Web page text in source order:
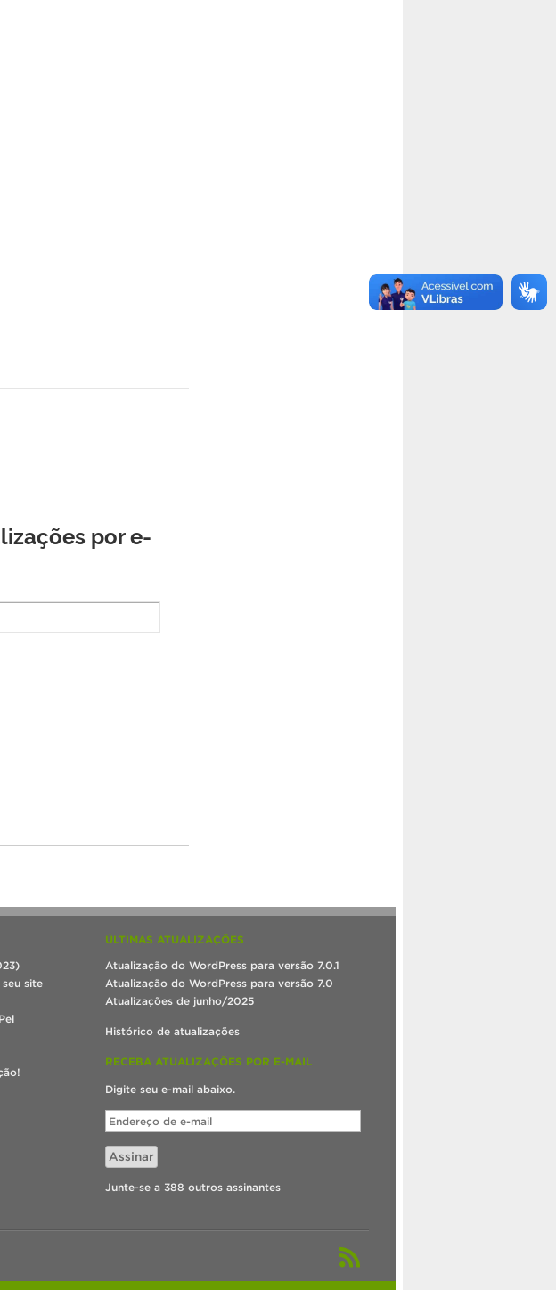
por e-
site
ÚLTIMAS ATUALIZAÇÕES
Atualização do WordPress para versão 7.0.1
Atualização do WordPress para versão 7.0
Atualizações de junho/2025
Histórico de atualizações
RECEBA ATUALIZAÇÕES POR E-MAIL
Digite seu e-mail abaixo.
Endereço
de
e-
mail
Assinar
Junte-se a 388 outros assinantes